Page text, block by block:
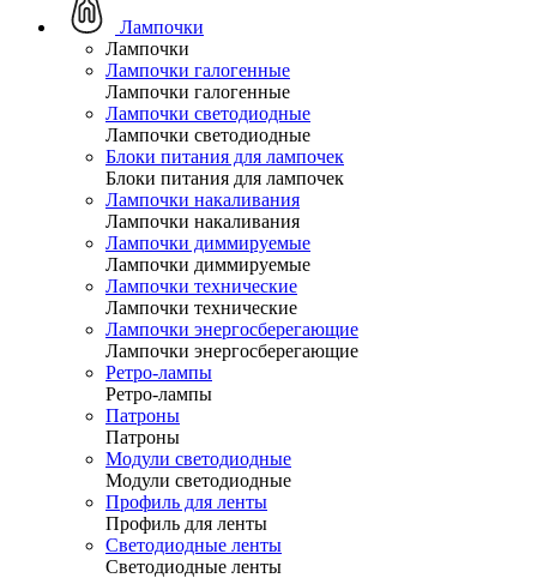
Лампочки
Лампочки
Лампочки галогенные
Лампочки галогенные
Лампочки светодиодные
Лампочки светодиодные
Блоки питания для лампочек
Блоки питания для лампочек
Лампочки накаливания
Лампочки накаливания
Лампочки диммируемые
Лампочки диммируемые
Лампочки технические
Лампочки технические
Лампочки энергосберегающие
Лампочки энергосберегающие
Ретро-лампы
Ретро-лампы
Патроны
Патроны
Модули светодиодные
Модули светодиодные
Профиль для ленты
Профиль для ленты
Светодиодные ленты
Светодиодные ленты